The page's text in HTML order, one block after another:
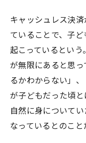
キャッシュレス決
ていることで、子
起こっているとい
が無限にあると思
るかわからない」
が子どもだった頃
自然に身について
なっているとのこと